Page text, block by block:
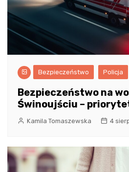
Bezpieczeństwo Policja
Bezpieczeństwo na
Świnoujściu –
Kamila Tomaszewska 4